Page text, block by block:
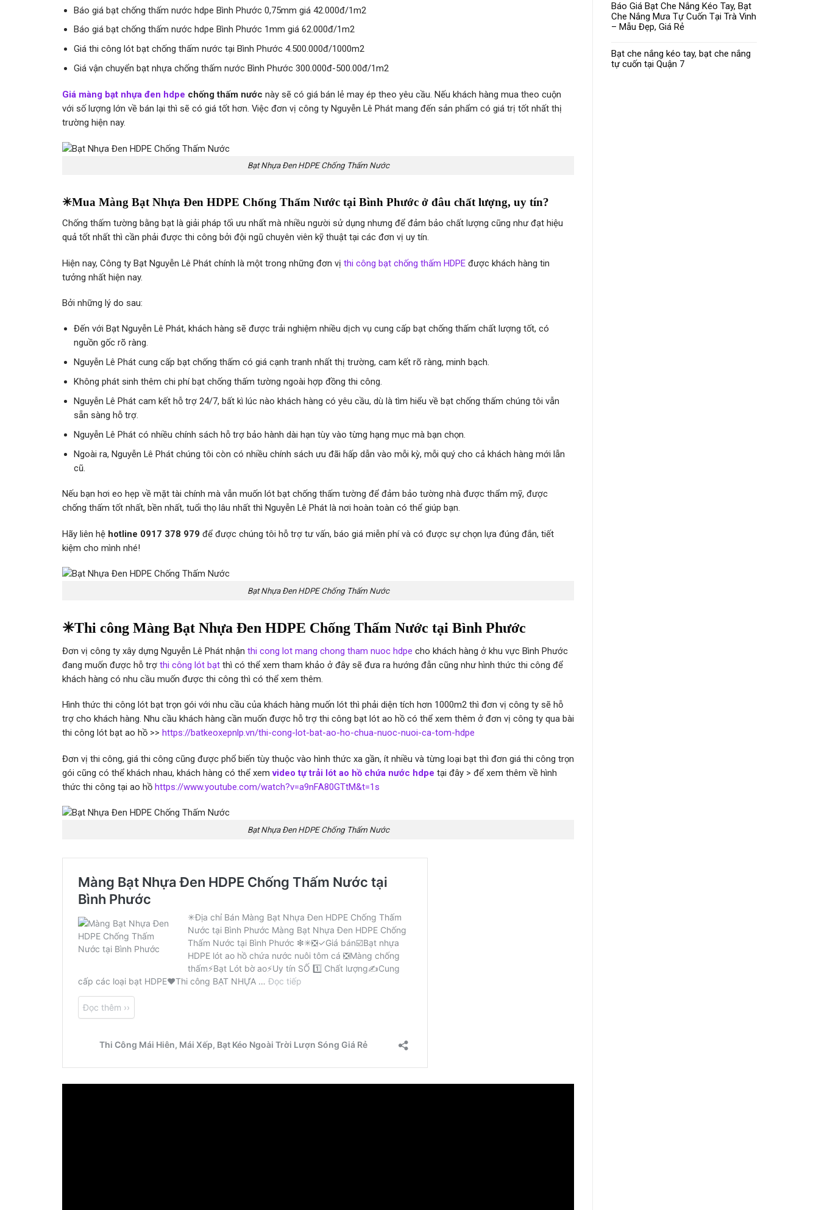
Báo giá bạt chống thấm nước hdpe Bình Phước 0,75mm giá 42.000đ/1m2
Báo giá bạt chống thấm nước hdpe Bình Phước 1mm giá 62.000đ/1m2
Giá thi công lót bạt chống thấm nước tại Bình Phước 4.500.000đ/1000m2
Giá vận chuyển bạt nhựa chống thấm nước Bình Phước 300.000đ-500.00đ/1m2
Giá màng bạt nhựa đen hdpe chống thấm nước này sẽ có giá bán lẻ may ép theo yêu cầu. Nếu khách hàng mua theo cuộn
với số lượng lớn về bán lại thì sẽ có giá tốt hơn. Việc đơn vị công ty Nguyễn Lê Phát mang đến sản phẩm có giá trị tốt nhất thị
trường hiện nay.
Bạt Nhựa Đen HDPE Chống Thấm Nước
✳Mua Màng Bạt Nhựa Đen HDPE Chống Thấm Nước tại Bình Phước ở đâu chất lượng, uy tín?
Chống thấm tường bằng bạt là giải pháp tối ưu nhất mà nhiều người sử dụng nhưng để đảm bảo chất lượng cũng như đạt hiệu
quả tốt nhất thì cần phải được thi công bởi đội ngũ chuyên viên kỹ thuật tại các đơn vị uy tín.
Hiện nay, Công ty Bạt Nguyễn Lê Phát chính là một trong những đơn vị thi công bạt chống thấm HDPE được khách hàng tin
tưởng nhất hiện nay.
Bởi những lý do sau:
Đến với Bạt Nguyễn Lê Phát, khách hàng sẽ được trải nghiệm nhiều dịch vụ cung cấp bạt chống thấm chất lượng tốt, có
nguồn gốc rõ ràng.
Nguyễn Lê Phát cung cấp bạt chống thấm có giá cạnh tranh nhất thị trường, cam kết rõ ràng, minh bạch.
Không phát sinh thêm chi phí bạt chống thấm tường ngoài hợp đồng thi công.
Nguyễn Lê Phát cam kết hỗ trợ 24/7, bất kì lúc nào khách hàng có yêu cầu, dù là tìm hiểu về bạt chống thấm chúng tôi vẫn
sẵn sàng hỗ trợ.
Nguyễn Lê Phát có nhiều chính sách hỗ trợ bảo hành dài hạn tùy vào từng hạng mục mà bạn chọn.
Ngoài ra, Nguyễn Lê Phát chúng tôi còn có nhiều chính sách ưu đãi hấp dẫn vào mỗi kỳ, mỗi quý cho cả khách hàng mới lẫn
cũ.
Nếu bạn hơi eo hẹp về mặt tài chính mà vẫn muốn lót bạt chống thấm tường để đảm bảo tường nhà được thẩm mỹ, được
chống thấm tốt nhất, bền nhất, tuổi thọ lâu nhất thì Nguyễn Lê Phát là nơi hoàn toàn có thể giúp bạn.
Hãy liên hệ hotline 0917 378 979 để được chúng tôi hỗ trợ tư vấn, báo giá miễn phí và có được sự chọn lựa đúng đắn, tiết
kiệm cho mình nhé!
Bạt Nhựa Đen HDPE Chống Thấm Nước
✳Thi công Màng Bạt Nhựa Đen HDPE Chống Thấm Nước tại Bình Phước
Đơn vị công ty xây dựng Nguyễn Lê Phát nhận thi cong lot mang chong tham nuoc hdpe cho khách hàng ở khu vực Bình Phước
đang muốn được hỗ trợ thi công lót bạt thì có thể xem tham khảo ở đây sẽ đưa ra hướng đẫn cũng như hình thức thi công để
khách hàng có nhu cầu muốn được thi công thì có thể xem thêm.
Hình thức thi công lót bạt trọn gói với nhu cầu của khách hàng muốn lót thì phải diện tích hơn 1000m2 thì đơn vị công ty sẽ hỗ
trợ cho khách hàng. Nhu cầu khách hàng cần muốn được hỗ trợ thi công bạt lót ao hồ có thể xem thêm ở đơn vị công ty qua bài
thi công lót bạt ao hồ >> https://batkeoxepnlp.vn/thi-cong-lot-bat-ao-ho-chua-nuoc-nuoi-ca-tom-hdpe
Đơn vị thi công, giá thi công cũng được phổ biến tùy thuộc vào hình thức xa gần, ít nhiều và từng loại bạt thì đơn giá thi công trọn
gói cũng có thể khách nhau, khách hàng có thể xemvideo tự trải lót ao hồ chứa nước hdpe tại đây > để xem thêm về hình
thức thi công tại ao hồ https://www.youtube.com/watch?v=a9nFA80GTtM&t=1s
Bạt Nhựa Đen HDPE Chống Thấm Nước
Báo Giá Bạt Che Nắng Kéo Tay, Bạt
Che Nắng Mưa Tự Cuốn Tại Trà Vinh
– Mẫu Đẹp, Giá Rẻ
Bạt che nắng kéo tay, bạt che nắng
tự cuốn tại Quận 7